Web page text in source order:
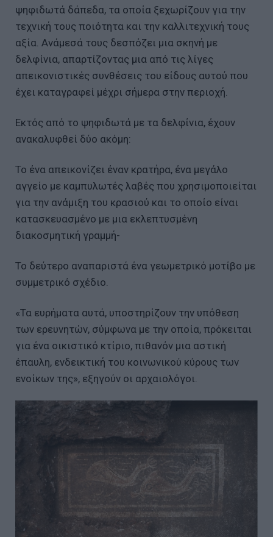
ψηφιδωτά δάπεδα, τα οποία ξεχωρίζουν για την
τεχνική τους ποιότητα και την καλλιτεχνική τους
αξία. Ανάμεσά τους δεσπόζει μια σκηνή με
δελφίνια, απαρτίζοντας μια από τις λίγες
απεικονιστικές συνθέσεις του είδους αυτού που
έχει καταγραφεί μέχρι σήμερα στην περιοχή.
Εκτός από το ψηφιδωτά με τα δελφίνια, έχουν
ανακαλυφθεί δύο ακόμη:
Το ένα απεικονίζει έναν κρατήρα, ένα μεγάλο
αγγείο με καμπυλωτές λαβές που χρησιμοποιείται
για την ανάμιξη του κρασιού και το οποίο είναι
κατασκευασμένο με μια εκλεπτυσμένη
διακοσμητική γραμμή-
Το δεύτερο αναπαριστά ένα γεωμετρικό μοτίβο με
συμμετρικό σχέδιο.
«Τα ευρήματα αυτά, υποστηρίζουν την υπόθεση
των ερευνητών, σύμφωνα με την οποία, πρόκειται
για ένα οικιστικό κτίριο, πιθανόν μια αστική
έπαυλη, ενδεικτική του κοινωνικού κύρους των
ενοίκων της», εξηγούν οι αρχαιολόγοι.